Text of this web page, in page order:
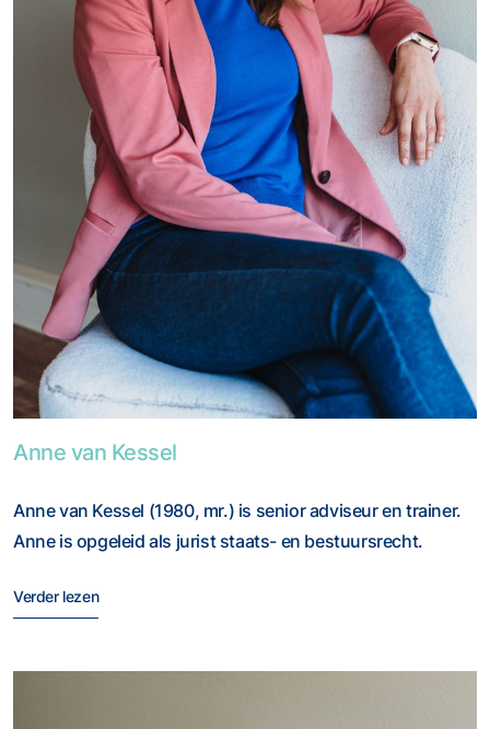
Anne van Kessel
Anne van Kessel (1980, mr.) is senior adviseur en trainer.
Anne is opgeleid als jurist staats- en bestuursrecht.
Verder lezen